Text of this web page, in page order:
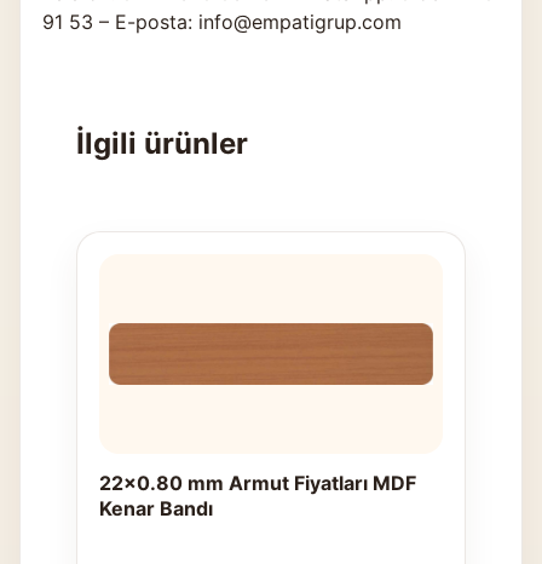
91 53 – E-posta: info@empatigrup.com
İlgili ürünler
22x0.80 mm Armut Fiyatları MDF
Kenar Bandı